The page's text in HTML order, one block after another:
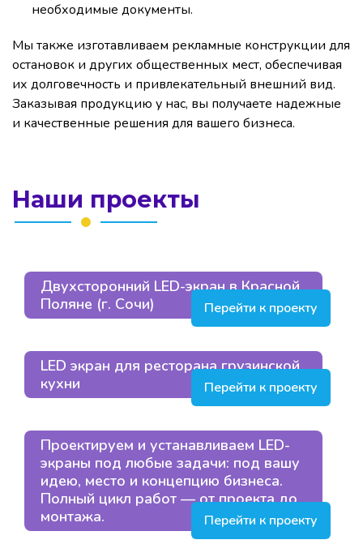
необходимые документы.
Мы также изготавливаем рекламные конструкции для
остановок и других общественных мест, обеспечивая
их долговечность и привлекательный внешний вид.
Заказывая продукцию у нас, вы получаете надежные
и качественные решения для вашего бизнеса.
Наши проекты
Двухсторонний LED-экран в Красной
Поляне (г. Сочи)
Перейти к проекту
LED экран для ресторана грузинской
кухни
Перейти к проекту
Проектируем и устанавливаем LED-
экраны под любые задачи: под вашу
идею, место и концепцию бизнеса.
Полный цикл работ — от проекта до
монтажа.
Перейти к проекту